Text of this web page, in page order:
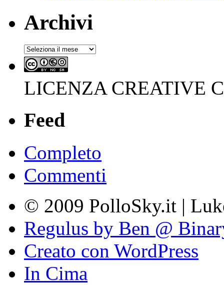
Archivi
Archivi
LICENZA CREATIVE
Feed
Completo
Commenti
© 2009 PolloSky.it |
Regulus by Ben @
Creato con WordPress
In Cima